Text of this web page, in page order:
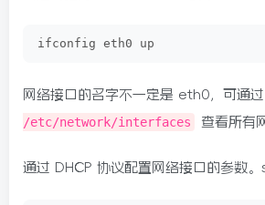
ifconfig eth0 up
网络接口的名字不一定是 eth0，可通过
/etc/network/interfaces
查看所有
通过 DHCP 协议配置网络接口的参数。